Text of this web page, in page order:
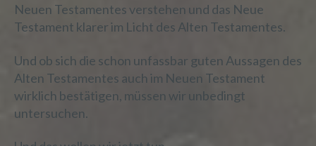
Neuen Testamentes verstehen und das Neue
Testament klarer im Licht des Alten Testamentes.
Und ob sich die schon unfassbar guten Aussagen des
Alten Testamentes auch im Neuen Testament
wirklich bestätigen, müssen wir unbedingt
untersuchen.
Dritter ist eine natürliche oder juristische
Person, Behörde, Einrichtung oder andere
Stelle außer der betroffenen Person, dem
und den Personen, die unter der